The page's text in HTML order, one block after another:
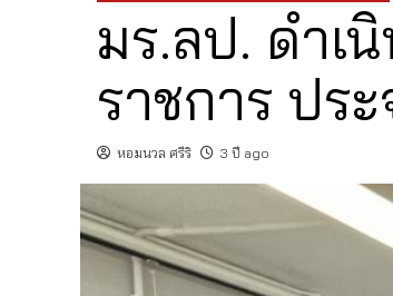
มร.ลป. ดำเ
ราชการ ปร
หอมนวล ศรีริ 3 ปี ago